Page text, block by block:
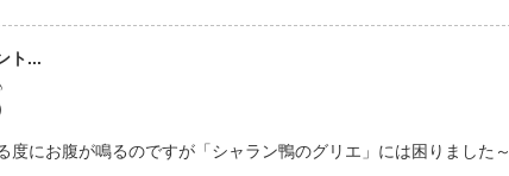
ト...
度にお腹が鳴るのですが「シャラン鴨のグリエ」には困りました～